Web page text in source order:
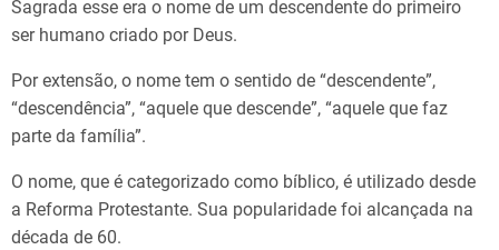
Sagrada esse era o nome de um descendente do primeiro
ser humano criado por Deus.
Por extensão, o nome tem o sentido de “descendente”,
“descendência”, “aquele que descende”, “aquele que faz
parte da família”.
O nome, que é categorizado como bíblico, é utilizado desde
a Reforma Protestante. Sua popularidade foi alcançada na
década de 60.